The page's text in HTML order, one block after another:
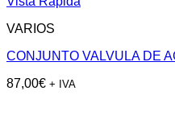
VARIOS
CONJUNTO VALVULA DE
87,00€ + IVA